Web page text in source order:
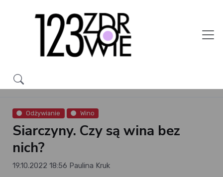
Odżywianie Wino
Siarczyny. Czy są wina bez
nich?
19.10.2022 18:56 Paulina Kruk